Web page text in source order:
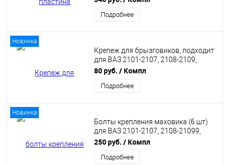
Подробнее
Новинка
Крепеж для брызговиков, подходит
для ВАЗ 2101-2107, 2108-2109,
2113-2115 (РККРЕПЁЖ ДЛЯ БР.
2101ALT) АБПА
80 руб. / Компл
Подробнее
Новинка
Болты крепления маховика (6 шт)
для ВАЗ 2101-2107, 2108-21099,
2113-2115, 2110-2112, 1118 Калина,
2170 Приора (21080-1005127-00)
250 руб. / Компл
Подробнее